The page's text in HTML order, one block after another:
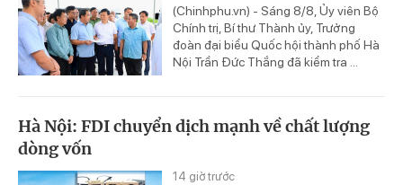
(Chinhphu.vn) - Sáng 8/8, Ủy viên Bộ
Chính trị, Bí thư Thành ủy, Trưởng
đoàn đại biểu Quốc hội thành phố Hà
Nội Trần Đức Thắng đã kiểm tra ...
Hà Nội: FDI chuyển dịch mạnh về chất lượng
dòng vốn
14 giờ trước